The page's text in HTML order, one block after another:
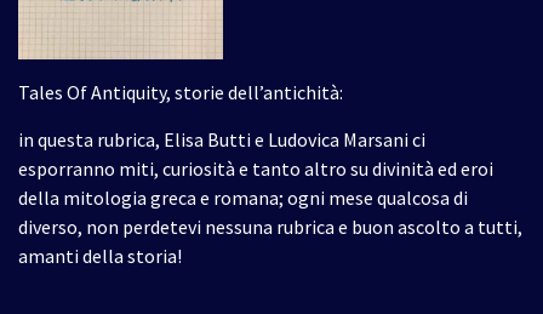
Tales Of Antiquity, storie dell’antichità:
in questa rubrica, Elisa Butti e Ludovica Marsani ci
esporranno miti, curiosità e tanto altro su divinità ed eroi
della mitologia greca e romana; ogni mese qualcosa di
diverso, non perdetevi nessuna rubrica e buon ascolto a tutti,
amanti della storia!